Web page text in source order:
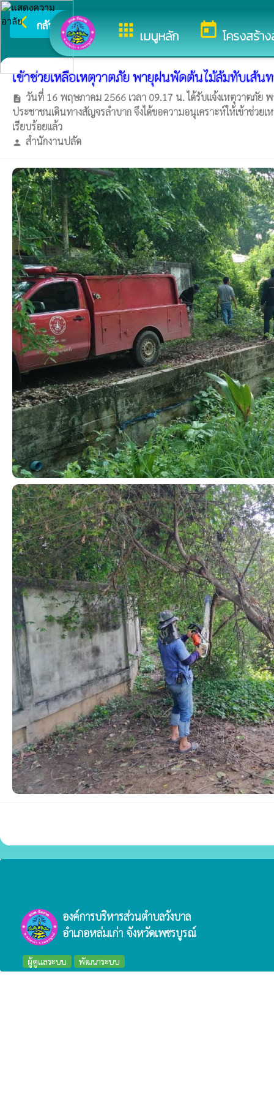
apps เมนูหลัก todayโครงสร้า
arrow_back_ios กลับเมนูหลัก ยินดีต้อนรับสู่เว็บไ
เข้าช่วยเหลือเหตุวาตภัย พายุฝนพัดต้นไม้ล้มทับเส้น
description วันที่ 16 พฤษภาคม 2566 เวลา 09.17 น. ได้รับแจ้งเหตุวาตภั
ประชาชนเดินทางสัญจรลำบาก จึงได้ขอความอนุเคราะห์ให้เข้าช่ว
เรียบร้อยแล้ว
person สำนักงานปลัด
องค์การบริหารส่วนตำบลวังบาล
อำเภอหล่มเก่า จังหวัดเพชรบูรณ์
ผู้ดูแลระบบ พัฒนาระบบ